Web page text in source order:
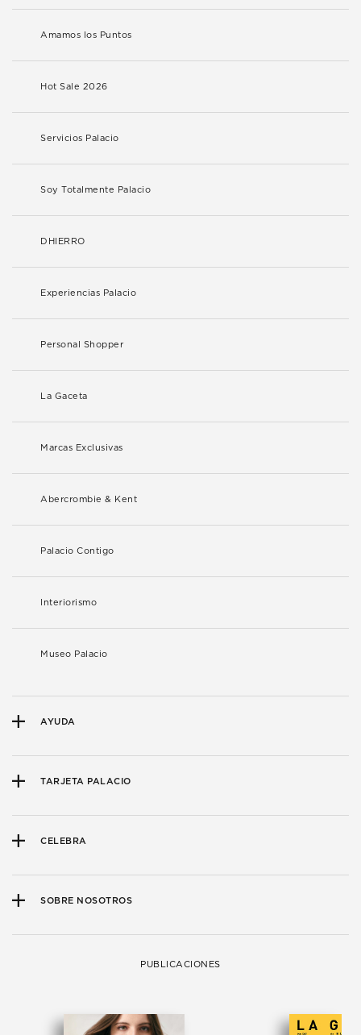
Amamos los Puntos
Hot Sale 2026
Servicios Palacio
Soy Totalmente Palacio
DHIERRO
Experiencias Palacio
Personal Shopper
La Gaceta
Marcas Exclusivas
Abercrombie & Kent
Palacio Contigo
Interiorismo
Museo Palacio
AYUDA
TARJETA PALACIO
CELEBRA
SOBRE NOSOTROS
PUBLICACIONES